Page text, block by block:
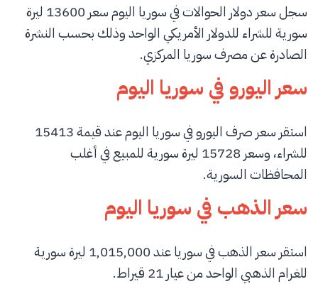
سجل سعر دولار الحوالات في سوريا اليوم سعر 13600 ليرة
سورية للشراء للدولار الأمريكي الواحد وذلك بحسب النشرة
الصادرة عن مصرف سوريا المركزي.
سعر اليورو في سوريا اليوم
استقر سعر صرف اليورو في سوريا اليوم عند قيمة 15413
للشراء، وسعر 15728 ليرة سورية للمبيع في أغلب
المحافظات السورية.
سعر الذهب في سوريا اليوم
استقر سعر الذهب في سوريا عند 1,015,000 ليرة سورية
للغرام الذهبي الواحد من عيار 21 قيراط.